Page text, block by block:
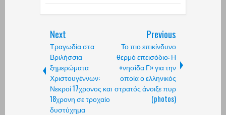
Next
Τραγωδία στα
Βριλήσσια
ξημερώματα
Χριστουγέννων:
Νεκροί 17χρονος και
18χρονη σε τροχαίο
δυστύχημα
Previous
Το πιο επικίνδυνο
θερμό επεισόδιο: Η
«νησίδα Γ» για την
οποία ο ελληνικός
στρατός άνοιξε πυρ
(photos)